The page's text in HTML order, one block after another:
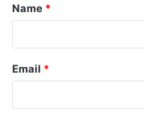
Name *
Email *